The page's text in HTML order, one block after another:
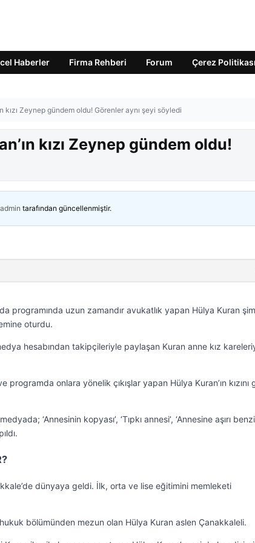
Haberler Firma Rehberi Forum Çerez Politikası
kızı Zeynep gündem oldu! Görenler aynı şeyi söyledi
kızı Zeynep gündem oldu!
admin tarafından güncellenmiştir.
programında uzun zamandır avukatlık yapan Hülya Kuran
oturdu.
hesabından takipçileriyle paylaşan Kuran anne kız
programda onlara yönelik çıkışlar yapan Hülya Kuran’ın kızını
‘Annesinin kopyası’, ‘Tıpkı annesi’, ‘Annesine aşırı
dünyaya geldi. İlk, orta ve lise eğitimini memleketi
bölümünden mezun olan Hülya Kuran aslen Çanakkaleli.